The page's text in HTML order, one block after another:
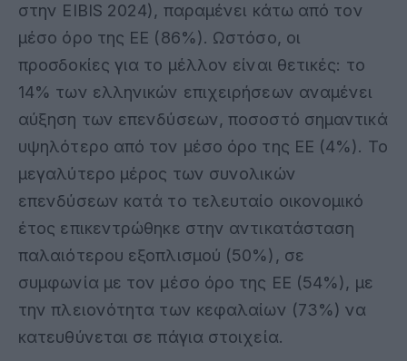
στην EIBIS 2024), παραμένει κάτω από τον
μέσο όρο της ΕΕ (86%). Ωστόσο, οι
προσδοκίες για το μέλλον είναι θετικές: το
14% των ελληνικών επιχειρήσεων αναμένει
αύξηση των επενδύσεων, ποσοστό σημαντικά
υψηλότερο από τον μέσο όρο της ΕΕ (4%). Το
μεγαλύτερο μέρος των συνολικών
επενδύσεων κατά το τελευταίο οικονομικό
έτος επικεντρώθηκε στην αντικατάσταση
παλαιότερου εξοπλισμού (50%), σε
συμφωνία με τον μέσο όρο της ΕΕ (54%), με
την πλειονότητα των κεφαλαίων (73%) να
κατευθύνεται σε πάγια στοιχεία.